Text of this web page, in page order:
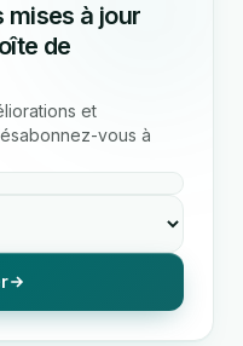
mises à jour
de
et
vous à